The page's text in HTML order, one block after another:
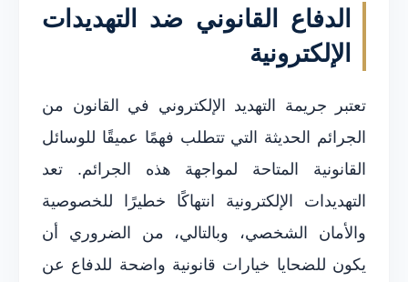
الدفاع القانوني ضد التهديدات
الإلكترونية
تعتبر جريمة التهديد الإلكتروني في القانون من
الجرائم الحديثة التي تتطلب فهمًا عميقًا للوسائل
القانونية المتاحة لمواجهة هذه الجرائم. تعد
التهديدات الإلكترونية انتهاكًا خطيرًا للخصوصية
والأمان الشخصي، وبالتالي، من الضروري أن
يكون للضحايا خيارات قانونية واضحة للدفاع عن